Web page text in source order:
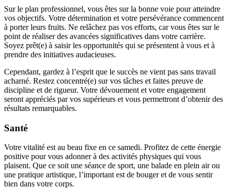
Sur le plan professionnel, vous êtes sur la bonne voie pour atteindre
vos objectifs. Votre détermination et votre persévérance commencent
à porter leurs fruits. Ne relâchez pas vos efforts, car vous êtes sur le
point de réaliser des avancées significatives dans votre carrière.
Soyez prêt(e) à saisir les opportunités qui se présentent à vous et à
prendre des initiatives audacieuses.
Cependant, gardez à l’esprit que le succès ne vient pas sans travail
acharné. Restez concentré(e) sur vos tâches et faites preuve de
discipline et de rigueur. Votre dévouement et votre engagement
seront appréciés par vos supérieurs et vous permettront d’obtenir des
résultats remarquables.
Santé
Votre vitalité est au beau fixe en ce samedi. Profitez de cette énergie
positive pour vous adonner à des activités physiques qui vous
plaisent. Que ce soit une séance de sport, une balade en plein air ou
une pratique artistique, l’important est de bouger et de vous sentir
bien dans votre corps.